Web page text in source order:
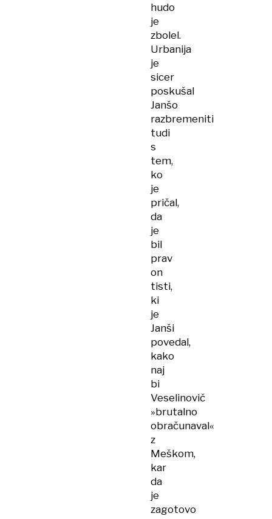
hudo
je
zbolel.
Urbanija
je
sicer
poskušal
Janšo
razbremeniti
tudi
s
tem,
ko
je
pričal,
da
je
bil
prav
on
tisti,
ki
je
Janši
povedal,
kako
naj
bi
Veselinovič
»brutalno
obračunaval«
z
Meškom,
kar
da
je
zagotovo